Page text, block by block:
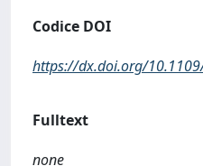
Codice DOI
https://dx.doi.org/
Fulltext
none